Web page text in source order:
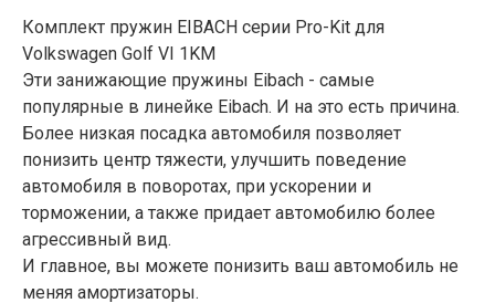
Комплект пружин EIBACH серии Pro-Kit для
Volkswagen Golf VI 1KM
Эти занижающие пружины Eibach - самые
популярные в линейке Eibach. И на это есть причина.
Более низкая посадка автомобиля позволяет
понизить центр тяжести, улучшить поведение
автомобиля в поворотах, при ускорении и
торможении, а также придает автомобилю более
агрессивный вид.
И главное, вы можете понизить ваш автомобиль не
меняя амортизаторы.